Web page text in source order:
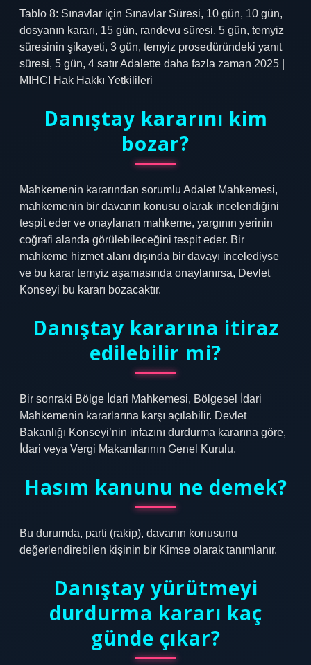
Tablo 8: Sınavlar için Sınavlar Süresi, 10 gün, 10 gün,
dosyanın kararı, 15 gün, randevu süresi, 5 gün, temyiz
süresinin şikayeti, 3 gün, temyiz prosedüründeki yanıt
süresi, 5 gün, 4 satır Adalette daha fazla zaman 2025 |
MIHCI Hak Hakkı Yetkilileri
Danıştay kararını kim
bozar?
Mahkemenin kararından sorumlu Adalet Mahkemesi,
mahkemenin bir davanın konusu olarak incelendiğini
tespit eder ve onaylanan mahkeme, yargının yerinin
coğrafi alanda görülebileceğini tespit eder. Bir
mahkeme hizmet alanı dışında bir davayı incelediyse
ve bu karar temyiz aşamasında onaylanırsa, Devlet
Konseyi bu kararı bozacaktır.
Danıştay kararına itiraz
edilebilir mi?
Bir sonraki Bölge İdari Mahkemesi, Bölgesel İdari
Mahkemenin kararlarına karşı açılabilir. Devlet
Bakanlığı Konseyi’nin infazını durdurma kararına göre,
İdari veya Vergi Makamlarının Genel Kurulu.
Hasım kanunu ne demek?
Bu durumda, parti (rakip), davanın konusunu
değerlendirebilen kişinin bir Kimse olarak tanımlanır.
Danıştay yürütmeyi
durdurma kararı kaç
günde çıkar?